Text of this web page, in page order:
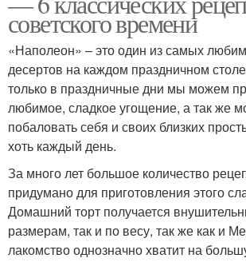
советского времени
«Наполеон» – это один из самых
десертов на каждом праздничном
только в праздничные дни мы можем
любимое, сладкое угощение, а так же
побаловать себя и своих близких
хоть каждый день.
За много лет большое количество
придумано для приготовления этого
Домашний торт получается
размерам, так и по весу, так же как и
лакомство однозначно хватит на